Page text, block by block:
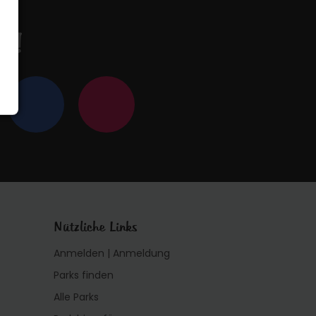
Nützliche Links
Anmelden | Anmeldung
Parks finden
Alle Parks